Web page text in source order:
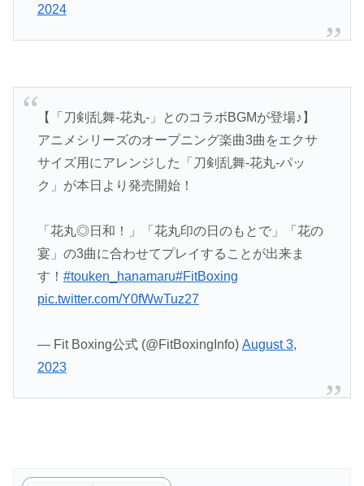
2024
【「刀剣乱舞-花丸-」とのコラボBGMが登場♪】
アニメシリーズのオープニング楽曲3曲をエクサ
サイズ用にアレンジした「刀剣乱舞-花丸-パッ
ク」が本日より発売開始！
「花丸◎日和！」「花丸印の日のもとで」「花の
宴」の3曲に合わせてプレイすることが出来ま
す！ #touken_hanamaru#FitBoxing
pic.twitter.com/Y0fWwTuz27
— Fit Boxing公式 (@FitBoxingInfo) August 3,
2023